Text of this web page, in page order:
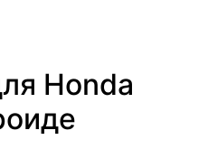
Honda